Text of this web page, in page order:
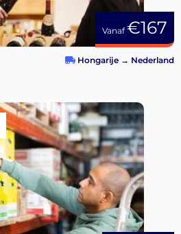
Vanaf€167
Hongarije → Nederland